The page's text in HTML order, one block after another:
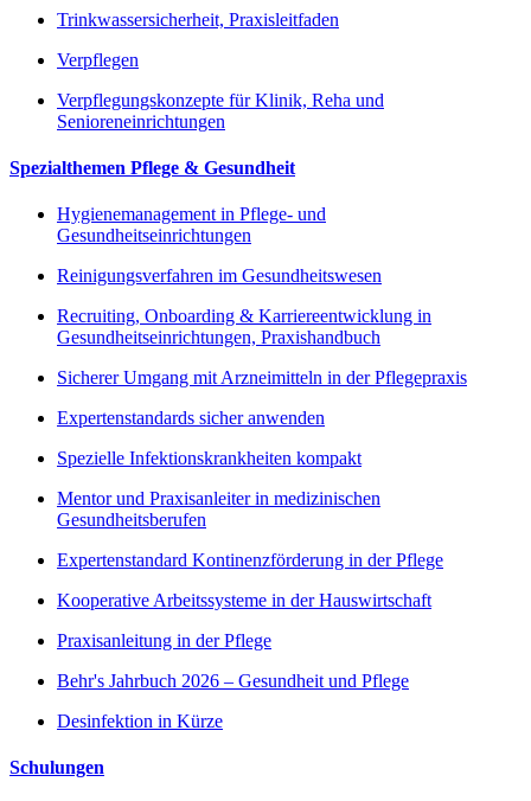
Trinkwassersicherheit, Praxisleitfaden
Verpflegen
Verpflegungskonzepte für Klinik, Reha und
Senioreneinrichtungen
Spezialthemen Pflege & Gesundheit
Hygienemanagement in Pflege- und
Gesundheitseinrichtungen
Reinigungsverfahren im Gesundheitswesen
Recruiting, Onboarding & Karriereentwicklung in
Gesundheitseinrichtungen, Praxishandbuch
Sicherer Umgang mit Arzneimitteln in der Pflegepraxis
Expertenstandards sicher anwenden
Spezielle Infektionskrankheiten kompakt
Mentor und Praxisanleiter in medizinischen
Gesundheitsberufen
Expertenstandard Kontinenzförderung in der Pflege
Kooperative Arbeitssysteme in der Hauswirtschaft
Praxisanleitung in der Pflege
Behr's Jahrbuch 2026 – Gesundheit und Pflege
Desinfektion in Kürze
Schulungen